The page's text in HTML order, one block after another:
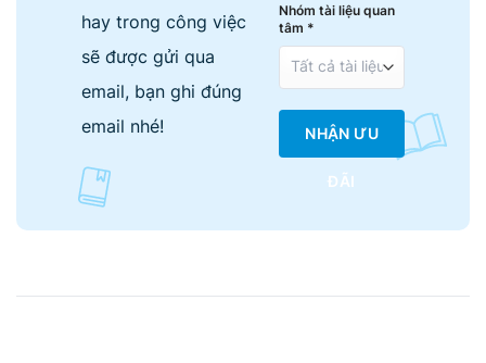
hay trong công việc
sẽ được gửi qua
email, bạn ghi đúng
email nhé!
Nhóm tài liệu quan
tâm *
NHẬN ƯU
ĐÃI